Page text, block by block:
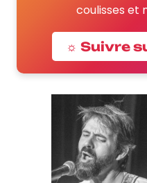
coulisses et
☼ Suivre